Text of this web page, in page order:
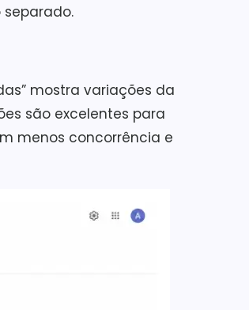
mostra variações da
são excelentes para
menos concorrência e